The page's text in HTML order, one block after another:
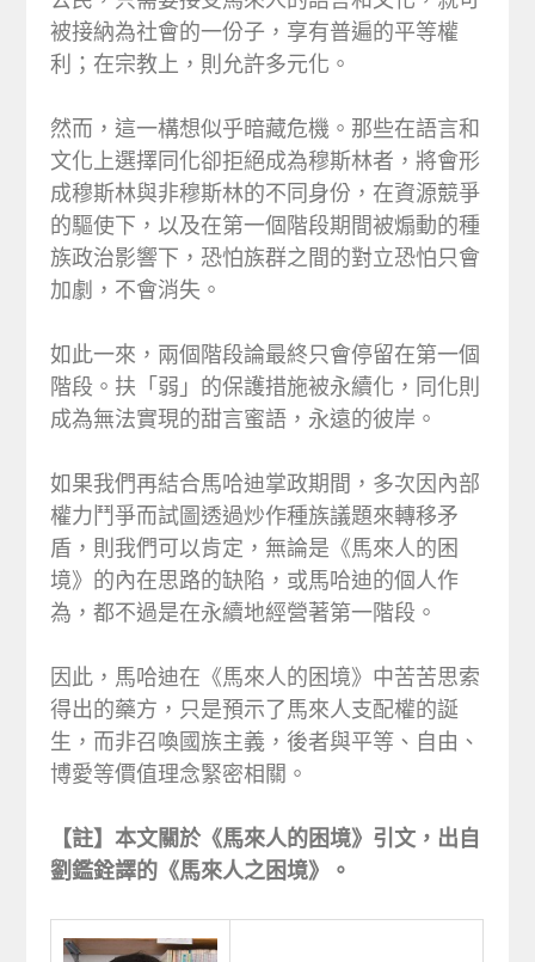
被接納為社會的一份子，享有普遍的平等權
利；在宗教上，則允許多元化。
然而，這一構想似乎暗藏危機。那些在語言和
文化上選擇同化卻拒絕成為穆斯林者，將會形
成穆斯林與非穆斯林的不同身份，在資源競爭
的驅使下，以及在第一個階段期間被煽動的種
族政治影響下，恐怕族群之間的對立恐怕只會
加劇，不會消失。
如此一來，兩個階段論最終只會停留在第一個
階段。扶「弱」的保護措施被永續化，同化則
成為無法實現的甜言蜜語，永遠的彼岸。
如果我們再結合馬哈迪掌政期間，多次因內部
權力鬥爭而試圖透過炒作種族議題來轉移矛
盾，則我們可以肯定，無論是《馬來人的困
境》的內在思路的缺陷，或馬哈迪的個人作
為，都不過是在永續地經營著第一階段。
因此，馬哈迪在《馬來人的困境》中苦苦思索
得出的藥方，只是預示了馬來人支配權的誕
生，而非召喚國族主義，後者與平等、自由、
博愛等價值理念緊密相關。
【註】本文關於《馬來人的困境》引文，出自
劉鑑銓譯的《馬來人之困境》。